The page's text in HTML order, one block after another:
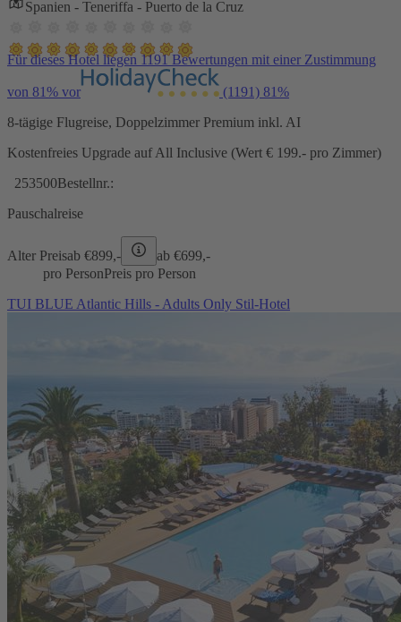
Spanien - Teneriffa - Puerto de la Cruz
Für dieses Hotel liegen 1191 Bewertungen mit einer Zustimmung
von 81% vor (1191) 81%
8-tägige Flugreise, Doppelzimmer Premium inkl. AI
Kostenfreies Upgrade auf All Inclusive (Wert € 199.- pro Zimmer)
253500Bestellnr.:
Pauschalreise
Alter Preisab €899,- ab €699,-
pro PersonPreis pro Person
TUI BLUE Atlantic Hills - Adults Only Stil-Hotel